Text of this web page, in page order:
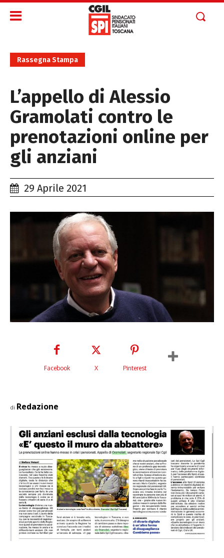
Rassegna Stampa
L’appello di Alessio
Gramolati contro le
prenotazioni online per
gli anziani
29 Aprile 2021
Facebook X Pinterest
di Redazione